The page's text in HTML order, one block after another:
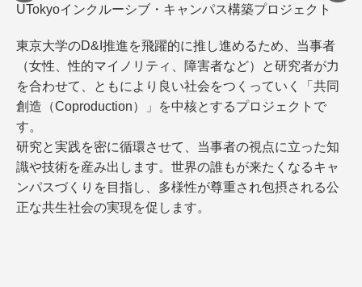
UTokyoインクルーシブ・キャンパス構築プロジェクト
東京大学のD&I推進を飛躍的に推し進めるため、当事者
（女性、性的マイノリティ、障害者など）と研究者が力
を合わせて、ともにより良い社会をつくっていく「共同
創造（Coproduction）」を中核とするプロジェクトで
す。
研究と実践を密に循環させて、当事者の視点に立った知
識や技術を産み出します。世界の誰もが来たくなるキャ
ンパスづくりを目指し、多様性が尊重され包摂される公
正な共生社会の実現を促します。